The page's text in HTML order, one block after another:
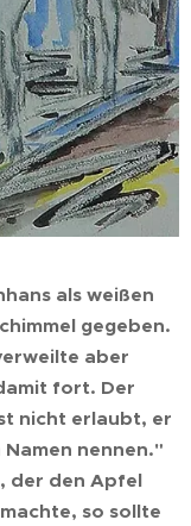
als weißen
gegeben.
aber
fort. Der
nicht erlaubt, er
nennen."
der den Apfel
so sollte